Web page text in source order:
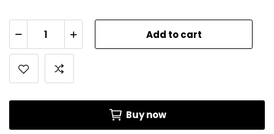
Add to cart
Buy now